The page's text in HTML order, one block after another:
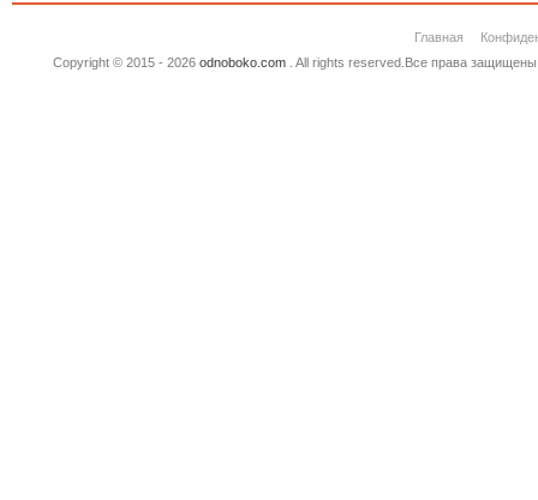
Главная
Copyright © 2015 - 2026 odnoboko.com. All rights reserved.Все права защищены.